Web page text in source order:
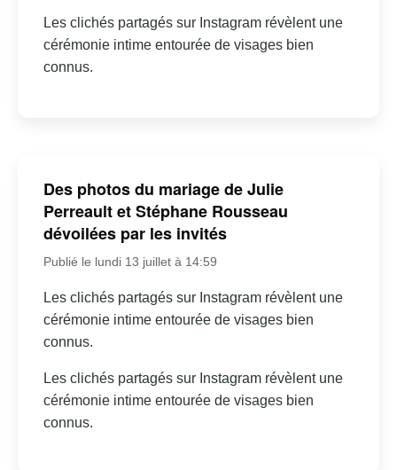
Les clichés partagés sur Instagram révèlent une
cérémonie intime entourée de visages bien
connus.
Des photos du mariage de Julie
Perreault et Stéphane Rousseau
dévoilées par les invités
Publié le lundi 13 juillet à 14:59
Les clichés partagés sur Instagram révèlent une
cérémonie intime entourée de visages bien
connus.
Les clichés partagés sur Instagram révèlent une
cérémonie intime entourée de visages bien
connus.